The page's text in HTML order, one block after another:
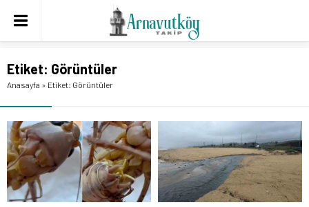
Etiket: Görüntüler
Anasayfa » Etiket: Görüntüler